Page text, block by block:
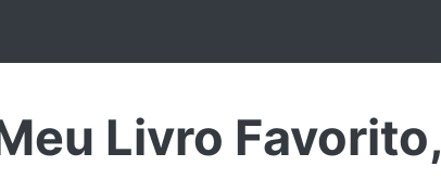
Livro Favorito,